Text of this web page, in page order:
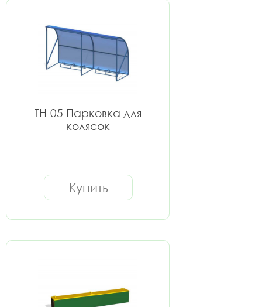
ТН-05 Парковка для
колясок
Купить